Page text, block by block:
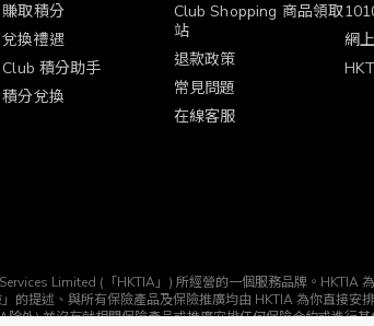
賺取積分
兌換禮遇
Club 積分助手
積分兌換
Club Shopping 商品領取
站
退款政策
常見問題
在線客服
網
HKT
Limited (「HKTIA」) 所經營的一個服務品牌。HKTIA
的提述、與所有保險產品及保險推廣均由 HKTIA 為你直接
除外) 並沒有就相關保險產品或推廣安排任何保險合約或進行